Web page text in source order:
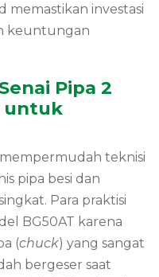
memastikan investasi
keuntungan
Pipa 2
untuk
teknisi
pipa besi dan
Para praktisi
BG50AT karena
(chuck) yang sangat
bergeser saat